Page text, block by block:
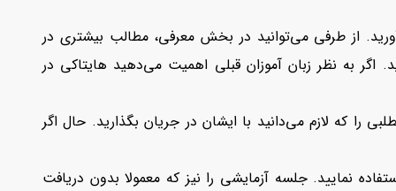
از طرفی می‌توانید در بخش معرفی، مطالب بیشتری در
اگر به نظر زبان آموزان قبلی اهمیت می‌دهید هایتاکی در
را که لازم می‌دانید با ایشان در جریان بگذارید. حال اگر
نمایید. جلسه آزمایشی را نیز که معمولا بدون دریافت